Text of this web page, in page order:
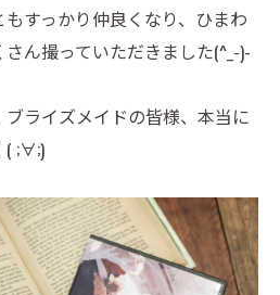
すっかり仲良くなり、ひまわ
ん撮っていただきました(^_-)-
ライズメイドの皆様、本当に
( ;∀;)